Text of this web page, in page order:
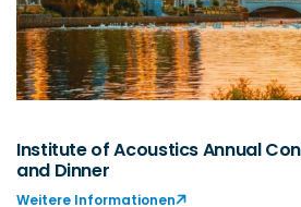
Institute of Acoustics Annual
and Dinner
Weitere Informationen